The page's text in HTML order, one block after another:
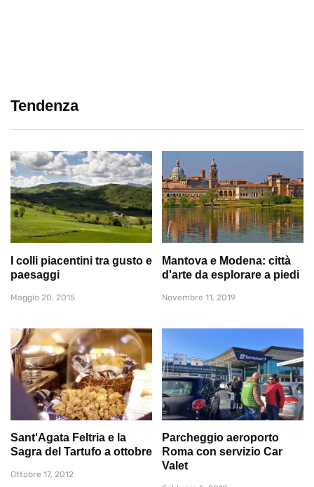
Tendenza
I colli piacentini tra gusto e
paesaggi
Maggio 20, 2015
Mantova e Modena: città
d'arte da esplorare a piedi
Novembre 11, 2019
Sant'Agata Feltria e la
Sagra del Tartufo a ottobre
Ottobre 17, 2012
Parcheggio aeroporto
Roma con servizio Car
Valet